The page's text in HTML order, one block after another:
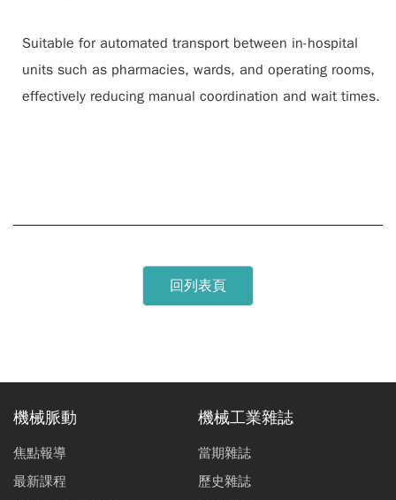
Suitable for automated transport between in-hospital
units such as pharmacies, wards, and operating rooms,
effectively reducing manual coordination and wait times.
回列表頁
機械脈動
焦點報導
最新課程
機械工業雜誌
當期雜誌
歷史雜誌